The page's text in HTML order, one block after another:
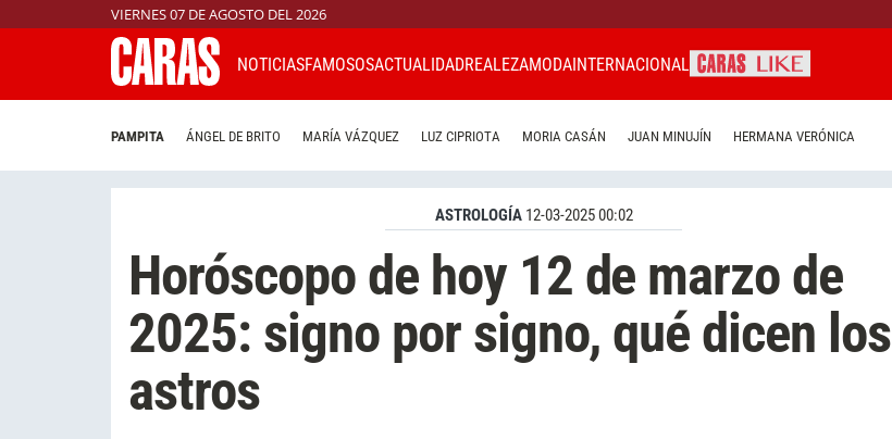
VIERNES 07 DE AGOSTO DEL 2026
NOTICIASFAMOSOSACTUALIDADREALEZAMODAINTERNACIONAL
PAMPITA ÁNGEL DE BRITO MARÍA VÁZQUEZ LUZ CIPRIOTA MORIA CASÁN JUAN MINUJÍN HERMANA VERÓNICA
ASTROLOGÍA 12-03-2025 00:02
Horóscopo de hoy 12 de marzo de
2025: signo por signo, qué dicen los
astros